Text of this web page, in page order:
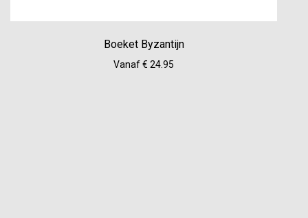
Boeket Byzantijn
Vanaf € 24.95